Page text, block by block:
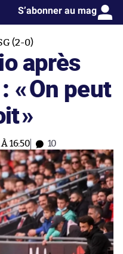
S’abonner au mag
(2-0)
après
«On peut
»
16:50 10